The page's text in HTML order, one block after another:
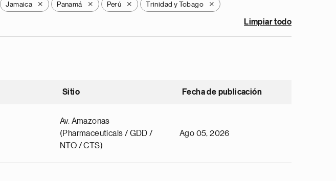
Jamaica X Panamá X Perú X Trinidad y Tobago X
Limpiar todo
Sitio Fecha de publicación
Av. Amazonas
(Pharmaceuticals / GDD /
NTO / CTS)
Ago 05, 2026